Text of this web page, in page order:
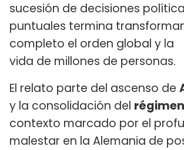
sucesión de decisiones
puntuales termina
completo el orden global y la
vida de millones de personas.
El relato parte del ascenso de
y la consolidación del
contexto marcado por el
malestar en la Alemania de